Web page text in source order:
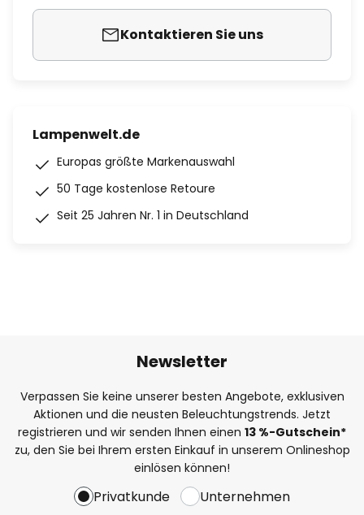
Kontaktieren Sie uns
Lampenwelt.de
Europas größte Markenauswahl
50 Tage kostenlose Retoure
Seit 25 Jahren Nr. 1 in Deutschland
Newsletter
Verpassen Sie keine unserer besten Angebote, exklusiven
Aktionen und die neusten Beleuchtungstrends. Jetzt
registrieren und wir senden Ihnen einen 13 %-Gutschein*
zu, den Sie bei Ihrem ersten Einkauf in unserem Onlineshop
einlösen können!
Privatkunde Unternehmen